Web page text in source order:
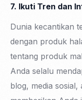
7. Ikuti Tren dan
Dunia kecantikan
dengan produk
tentang produk
Anda selalu
blog, media